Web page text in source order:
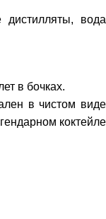
вода
в бочках.
в чистом виде
коктейле